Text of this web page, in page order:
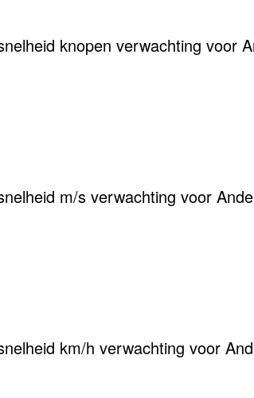
knopen verwachting voor
m/s verwachting voor
km/h verwachting voor